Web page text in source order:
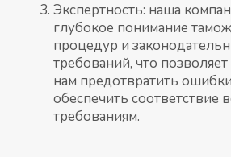
Экспертность: наша
глубокое понимание
процедур и
требований, что позволяет
нам предотвратить
обеспечить соответствие
требованиям.